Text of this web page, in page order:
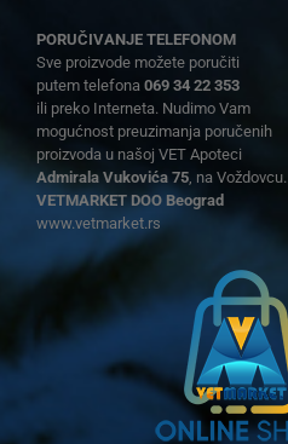
PORUČIVANJE TELEFONOM
Sve proizvode možete poručiti
putem telefona 069 34 22 353
ili preko Interneta. Nudimo Vam
mogućnost preuzimanja poručenih
proizvoda u našoj VET Apoteci
Admirala Vukovića 75, na Voždovcu.
VETMARKET DOO Beograd
www.vetmarket.rs